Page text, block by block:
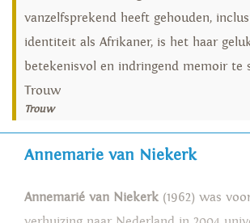
vanzelfsprekend heeft gehouden,
identiteit als Afrikaner, is het haar
betekenisvol en indringend memoir te
Trouw
Trouw
Annemarie van Niekerk
Annemarié van Niekerk (1962) was